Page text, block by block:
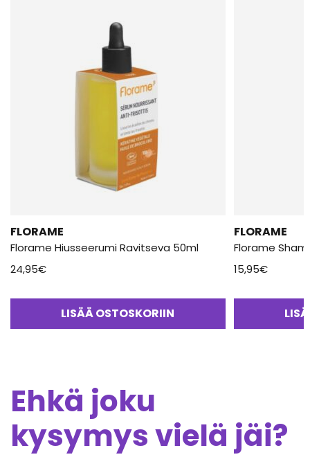
FLORAME
Florame Hiusseerumi Ravitseva 50ml
24,95€
LISÄÄ OSTOSKORIIN
FLORAME
Florame
15,95€
Ehkä joku
kysymys vielä jäi?